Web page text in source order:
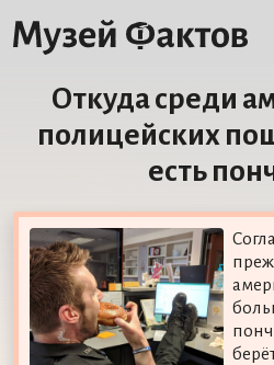
Откуда среди
полицейских
есть